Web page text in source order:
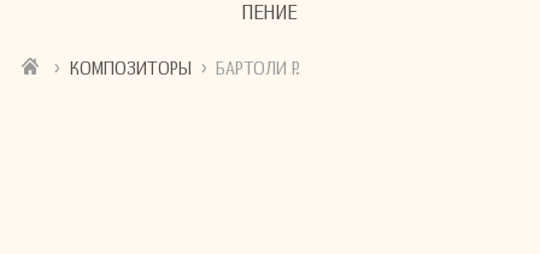
ПЕНИЕ
› КОМПОЗИТОРЫ › БАРТОЛИ Р.